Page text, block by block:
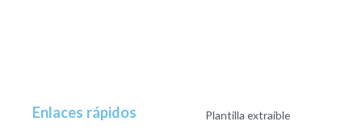
Enlaces rápidos
Plantilla extraible